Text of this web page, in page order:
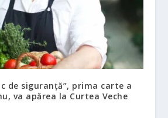
de siguranță”, prima carte a
va apărea la Curtea Veche